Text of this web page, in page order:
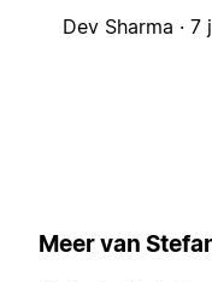
Dev Sharma · 7
Meer van